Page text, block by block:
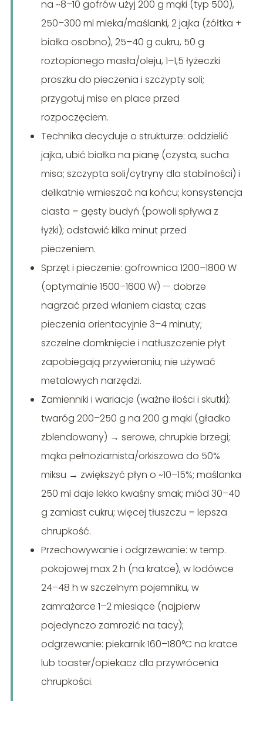
na ~8–10 gofrów użyj 200 g mąki (typ 500),
250–300 ml mleka/maślanki, 2 jajka (żółtka +
białka osobno), 25–40 g cukru, 50 g
roztopionego masła/oleju, 1–1,5 łyżeczki
proszku do pieczenia i szczypty soli;
przygotuj mise en place przed
rozpoczęciem.
Technika decyduje o strukturze: oddzielić
jajka, ubić białka na pianę (czysta, sucha
misa; szczypta soli/cytryny dla stabilności) i
delikatnie wmieszać na końcu; konsystencja
ciasta = gęsty budyń (powoli spływa z
łyżki); odstawić kilka minut przed
pieczeniem.
Sprzęt i pieczenie: gofrownica 1200–1800 W
(optymalnie 1500–1600 W) — dobrze
nagrzać przed wlaniem ciasta; czas
pieczenia orientacyjnie 3–4 minuty;
szczelne domknięcie i natłuszczenie płyt
zapobiegają przywieraniu; nie używać
metalowych narzędzi.
Zamienniki i wariacje (ważne ilości i skutki):
twaróg 200–250 g na 200 g mąki (gładko
zblendowany) → serowe, chrupkie brzegi;
mąka pełnoziarnista/orkiszowa do 50%
miksu → zwiększyć płyn o ~10–15%; maślanka
250 ml daje lekko kwaśny smak; miód 30–40
g zamiast cukru; więcej tłuszczu = lepsza
chrupkość.
Przechowywanie i odgrzewanie: w temp.
pokojowej max 2 h (na kratce), w lodówce
24–48 h w szczelnym pojemniku, w
zamrażarce 1–2 miesiące (najpierw
pojedynczo zamrozić na tacy);
odgrzewanie: piekarnik 160–180°C na kratce
lub toaster/opiekacz dla przywrócenia
chrupkości.